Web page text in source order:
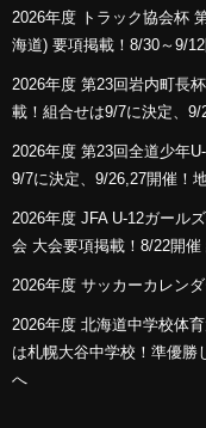
2026年度 トラック協会杯
海道) 要項掲載！8/30～9/
2026年度 第23回岩内町長
載！組合せは9/7に決定、
2026年度 第23回全道少年
9/7に決定、9/26,27開催！
2026年度 JFA U-12ガール
会 大会要項掲載！8/22開催
2026年度 サッカーカレン
2026年度 北海道中学校体
は札幌大谷中学校！準優勝
へ